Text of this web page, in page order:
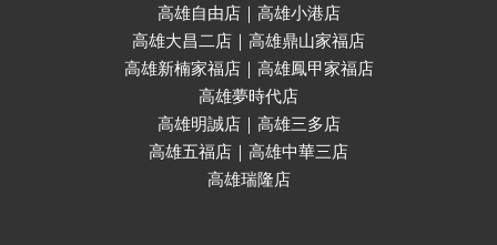
高雄自由店｜高雄小港店
高雄大昌二店｜高雄鼎山家福店
高雄新楠家福店｜高雄鳳甲家福店
高雄夢時代店
高雄明誠店｜高雄三多店
高雄五福店｜高雄中華三店
高雄瑞隆店